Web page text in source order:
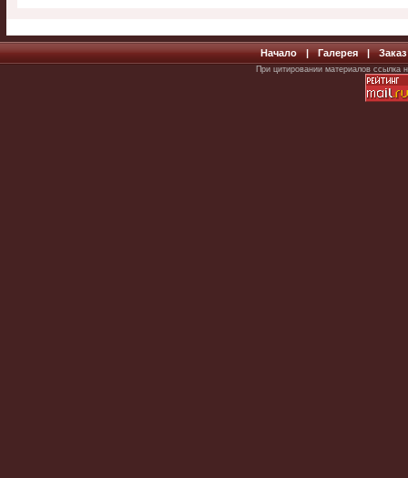
Начало|Галерея|Заказ
При цитировании материалов ссылка